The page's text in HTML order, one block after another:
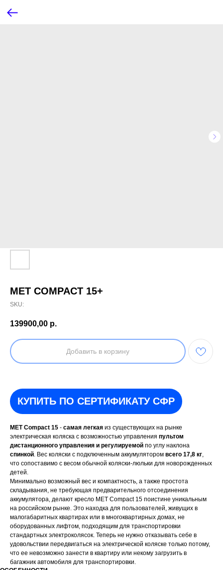
MET COMPACT 15+
SKU:
139900,00 р.
Добавить в корзину
КУПИТЬ ПО СЕРТИФИКАТУ СФР
MET Compact 15 - самая легкая из существующих на рынке
электрическая коляска с возможностью управления пультом
дистанционного управления и регулируемой по углу наклона
спинкой. Вес коляски с подключенным аккумулятором всего 17,8 кг,
что сопоставимо с весом обычной коляски-люльки для новорожденных
детей.
Минимально возможный вес и компактность, а также простота
складывания, не требующая предварительного отсоединения
аккумулятора, делают кресло MET Compact 15 поистине уникальным
на российском рынке. Это находка для пользователей, живущих в
малогабаритных квартирах или в многоквартирных домах, не
оборудованных лифтом, подходящим для транспортировки
стандартных электроколясок. Теперь не нужно отказывать себе в
удовольствии передвигаться на электрической коляске только потому,
что ее невозможно занести в квартиру или некому загрузить в
багажник автомобиля для транспортировки.